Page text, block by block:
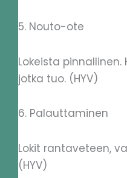
5. Nouto-ote
Lokeista
jotka tuo. (HYV)
6. Palauttaminen
Lokit rantaveteen,
(HYV)